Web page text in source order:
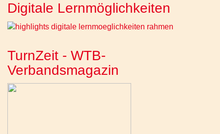
Digitale Lernmöglichkeiten
TurnZeit - WTB-
Verbandsmagazin